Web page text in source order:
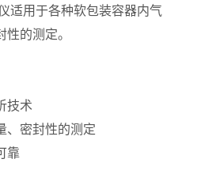
适用于各种软包装容器内气
的测定。
技术
、密封性的测定
靠